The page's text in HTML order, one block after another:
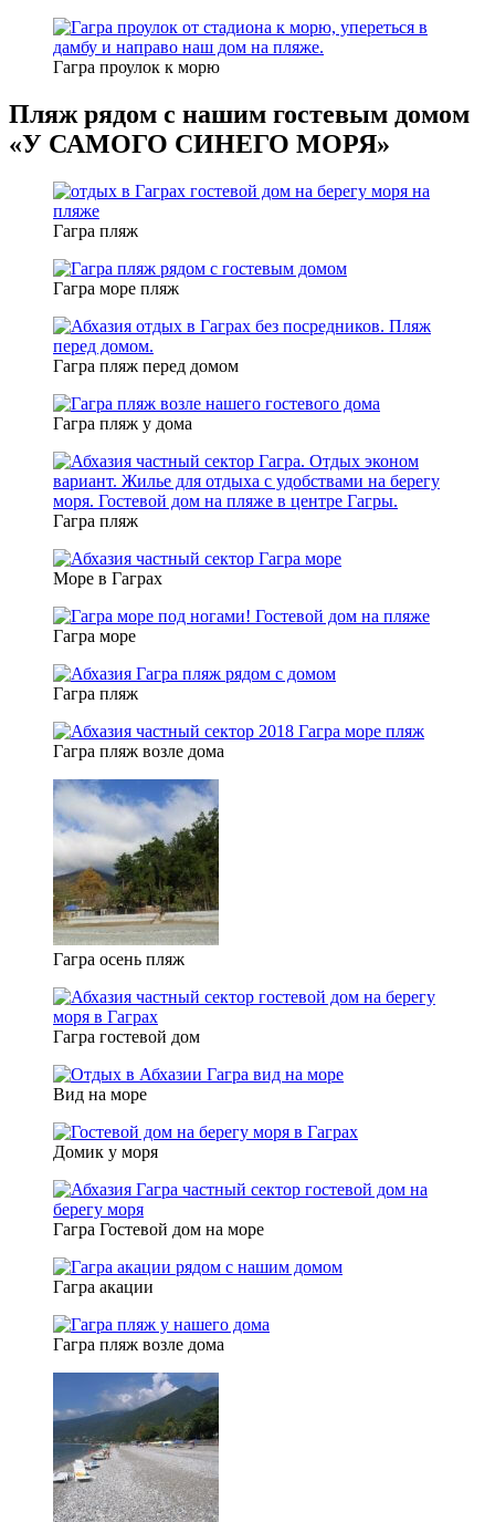
Гагра проулок к морю
Пляж рядом с нашим гостевым домом
«У САМОГО СИНЕГО МОРЯ»
Гагра пляж
Гагра море пляж
Гагра пляж перед домом
Гагра пляж у дома
Гагра пляж
Море в Гаграх
Гагра море
Гагра пляж
Гагра пляж возле дома
Гагра осень пляж
Гагра гостевой дом
Вид на море
Домик у моря
Гагра Гостевой дом на море
Гагра акации
Гагра пляж возле дома